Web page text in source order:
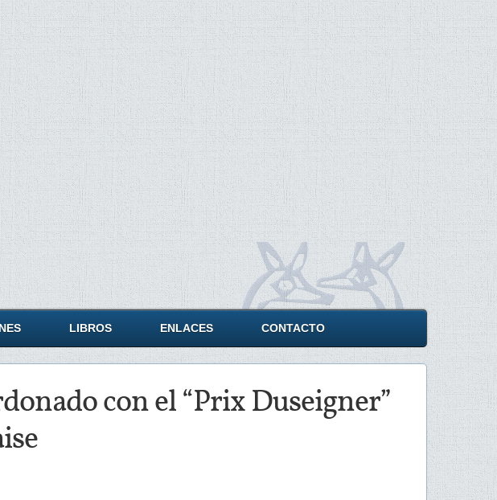
LIBROS ENLACES CONTACTO
con el “Prix Duseigner”